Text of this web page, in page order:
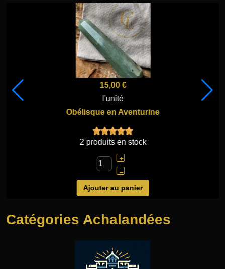
15,00 €
l'unité
Obélisque en Aventurine
2 produits en stock
+
–
Ajouter au panier
Catégories Achalandées